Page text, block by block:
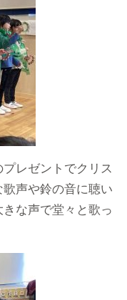
レゼントでクリス
声や鈴の音に聴い
な声で堂々と歌っ